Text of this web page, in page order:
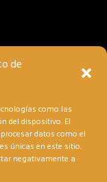
de
como las
del dispositivo. El
datos como el
únicas en este sitio.
negativamente a